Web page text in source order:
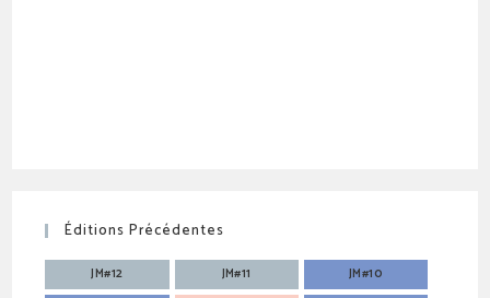
Éditions Précédentes
JM#12 JM#11
JM#10